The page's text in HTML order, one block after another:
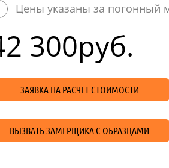
Цены указаны за погонный
300руб.
ЗАЯВКА НА РАСЧЕТ СТОИМОСТИ
ВЫЗВАТЬ ЗАМЕРЩИКА С ОБРАЗЦАМИ